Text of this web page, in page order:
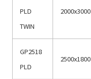
PLD
TWIN
2000x3000
GP2518
PLD
2500x1800